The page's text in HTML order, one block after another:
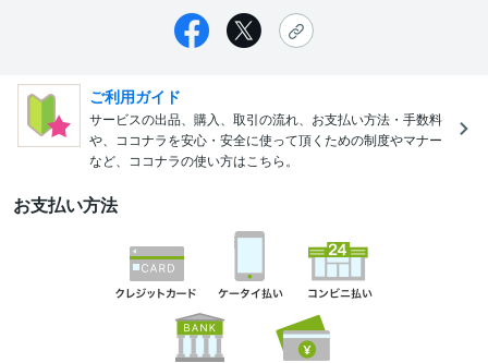
ご利用ガイド
サービスの出品、購入、取引の流れ、お支払い方法・手数料
や、ココナラを安心・安全に使って頂くための制度やマナー
など、ココナラの使い方はこちら。
お支払い方法